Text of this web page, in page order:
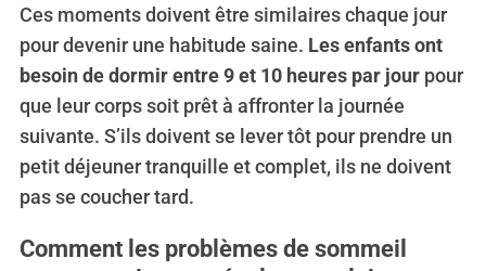
Ces moments doivent être similaires chaque jour
pour devenir une habitude saine. Les enfants ont
besoin de dormir entre 9 et 10 heures par jourpour
que leur corps soit prêt à affronter la journée
suivante. S’ils doivent se lever tôt pour prendre un
petit déjeuner tranquille et complet, ils ne doivent
pas se coucher tard.
Comment les problèmes de sommeil